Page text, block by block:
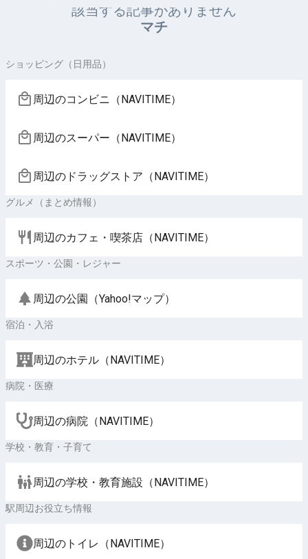
該当する記事がありません
マチ
ショッピング（日用品）
周辺のコンビニ（NAVITIME）
周辺のスーパー（NAVITIME）
周辺のドラッグストア（NAVITIME）
グルメ（まとめ情報）
周辺のカフェ・喫茶店（NAVITIME）
スポーツ・公園・レジャー
周辺の公園（Yahoo!マップ）
宿泊・入浴
周辺のホテル（NAVITIME）
病院・医療
周辺の病院（NAVITIME）
学校・教育・子育て
周辺の学校・教育施設（NAVITIME）
駅周辺お役立ち情報
周辺のトイレ（NAVITIME）